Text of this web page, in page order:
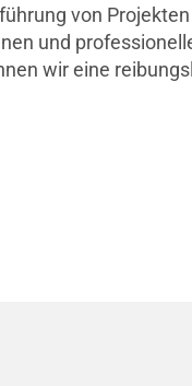
von
und
wir eine